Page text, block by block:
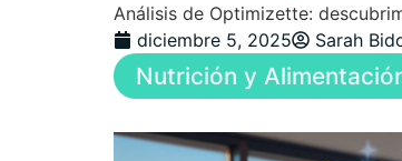
Análisis de Optimizette:
diciembre 5, 2025
Sarah
Nutrición y